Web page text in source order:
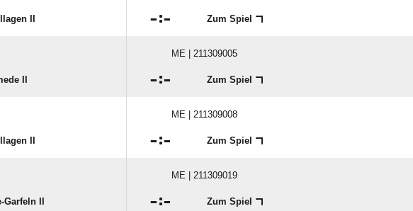
II : Zum Spiel
ME | 211309005
II : Zum Spiel
ME | 211309008
II : Zum Spiel
ME | 211309019
II : Zum Spiel